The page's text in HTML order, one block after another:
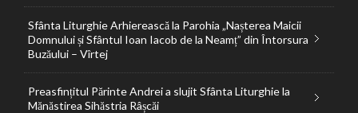
Sfânta Liturghie Arhierească la Parohia „Nașterea Maicii
Domnului și Sfântul Ioan Iacob de la Neamț” din Întorsura
Buzăului – Vîrtej
Preasfințitul Părinte Andrei a slujit Sfânta Liturghie la
Mănăstirea Sihăstria Râșcăi